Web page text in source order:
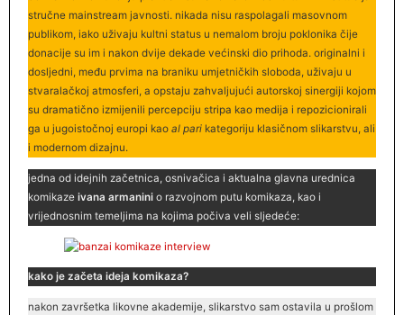
stručne mainstream javnosti. nikada nisu raspolagali masovnom
publikom, iako uživaju kultni status u nemalom broju poklonika čije
donacije su im i nakon dvije dekade većinski dio prihoda. originalni i
dosljedni, među prvima na braniku umjetničkih sloboda, uživaju u
stvaralačkoj atmosferi, a opstaju zahvaljujući autorskoj sinergiji kojom
su dramatično izmijenili percepciju stripa kao medija i repozicionirali
ga u jugoistočnoj europi kao al parikategoriju klasičnom slikarstvu, ali
i modernom dizajnu.
jedna od idejnih začetnica, osnivačica i aktualna glavna urednica
komikaze ivana armaninio razvojnom putu komikaza, kao i
vrijednosnim temeljima na kojima počiva veli sljedeće:
kako je začeta ideja komikaza?
nakon završetka likovne akademije, slikarstvo sam ostavila u prošlom